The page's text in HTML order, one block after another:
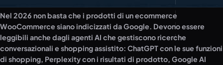
Nel 2026 non basta che i prodotti di un ecommerce
WooCommerce siano indicizzati da Google. Devono essere
leggibili anche dagli agenti AI che gestiscono ricerche
conversazionali e shopping assistito: ChatGPT con le sue funzioni
di shopping, Perplexity con i risultati di prodotto, Google AI